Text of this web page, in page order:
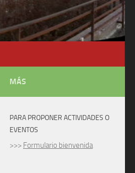
MÁS
PARA PROPONER ACTIVIDADES O
EVENTOS
>>> Formulario bienvenida